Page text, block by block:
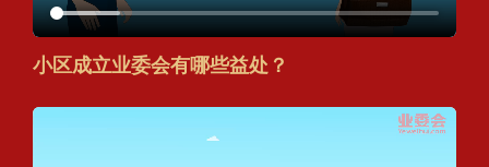
小区成立业委会有哪些益处？